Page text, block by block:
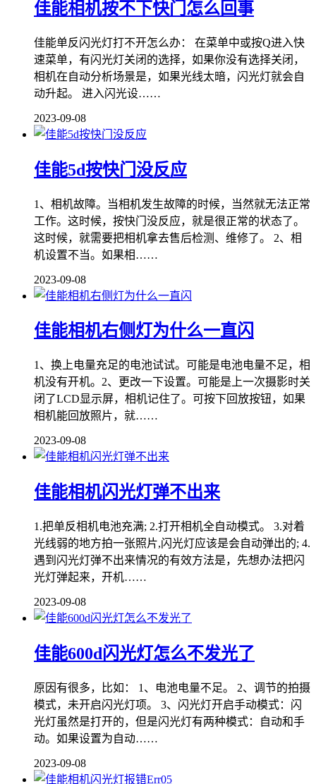
佳能相机按不下快门怎么回事
佳能单反闪光灯打不开怎么办： 在菜单中或按Q进入快
速菜单，有闪光灯关闭的选择，如果你没有选择关闭，
相机在自动分析场景是，如果光线太暗，闪光灯就会自
动升起。 进入闪光设……
2023-09-08
佳能5d按快门没反应
1、相机故障。当相机发生故障的时候，当然就无法正常
工作。这时候，按快门没反应，就是很正常的状态了。
这时候，就需要把相机拿去售后检测、维修了。 2、相
机设置不当。如果相……
2023-09-08
佳能相机右侧灯为什么一直闪
1、换上电量充足的电池试试。可能是电池电量不足，相
机没有开机。2、更改一下设置。可能是上一次摄影时关
闭了LCD显示屏，相机记住了。可按下回放按钮，如果
相机能回放照片，就……
2023-09-08
佳能相机闪光灯弹不出来
1.把单反相机电池充满; 2.打开相机全自动模式。 3.对着
光线弱的地方拍一张照片,闪光灯应该是会自动弹出的; 4.
遇到闪光灯弹不出来情况的有效方法是，先想办法把闪
光灯弹起来，开机……
2023-09-08
佳能600d闪光灯怎么不发光了
原因有很多，比如： 1、电池电量不足。 2、调节的拍摄
模式，未开启闪光灯项。 3、闪光灯开启手动模式：闪
光灯虽然是打开的，但是闪光灯有两种模式：自动和手
动。如果设置为自动……
2023-09-08